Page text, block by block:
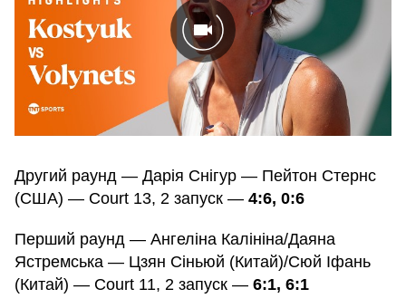
Другий раунд — Дарія Снігур — Пейтон Стернс
(США) — Court 13, 2 запуск — 4:6, 0:6
Перший раунд — Ангеліна Калініна/Даяна
Ястремська — Цзян Сіньюй (Китай)/Сюй Іфань
(Китай) — Court 11, 2 запуск — 6:1, 6:1